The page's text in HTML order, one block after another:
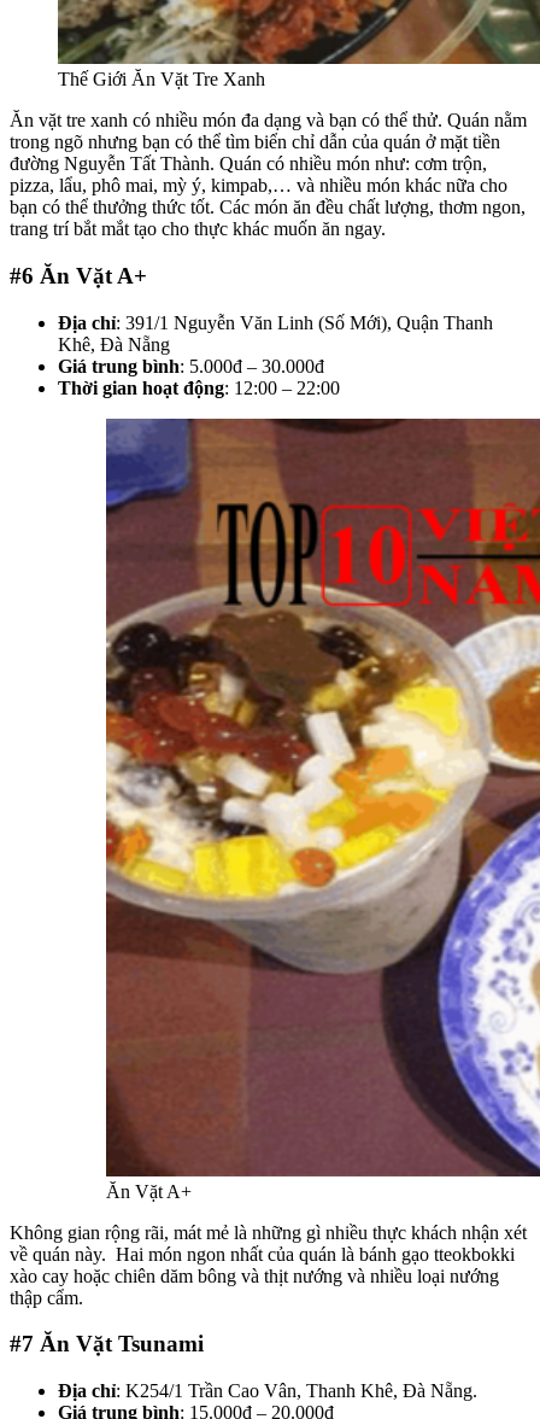
Thế Giới Ăn Vặt Tre Xanh
Ăn vặt tre xanh có nhiều món đa dạng và bạn có thể thử. Quán nằm
trong ngõ nhưng bạn có thể tìm biển chỉ dẫn của quán ở mặt tiền
đường Nguyễn Tất Thành. Quán có nhiều món như: cơm trộn,
pizza, lẩu, phô mai, mỳ ý, kimpab,… và nhiều món khác nữa cho
bạn có thể thưởng thức tốt. Các món ăn đều chất lượng, thơm ngon,
trang trí bắt mắt tạo cho thực khác muốn ăn ngay.
#6 Ăn Vặt A+
Địa chỉ: 391/1 Nguyễn Văn Linh (Số Mới), Quận Thanh
Khê, Đà Nẵng
Giá trung bình: 5.000đ – 30.000đ
Thời gian hoạt động: 12:00 – 22:00
Ăn Vặt A+
Không gian rộng rãi, mát mẻ là những gì nhiều thực khách nhận xét
về quán này. Hai món ngon nhất của quán là bánh gạo tteokbokki
xào cay hoặc chiên dăm bông và thịt nướng và nhiều loại nướng
thập cẩm.
#7 Ăn Vặt Tsunami
Địa chỉ: K254/1 Trần Cao Vân, Thanh Khê, Đà Nẵng.
Giá trung bình: 15.000đ – 20.000đ